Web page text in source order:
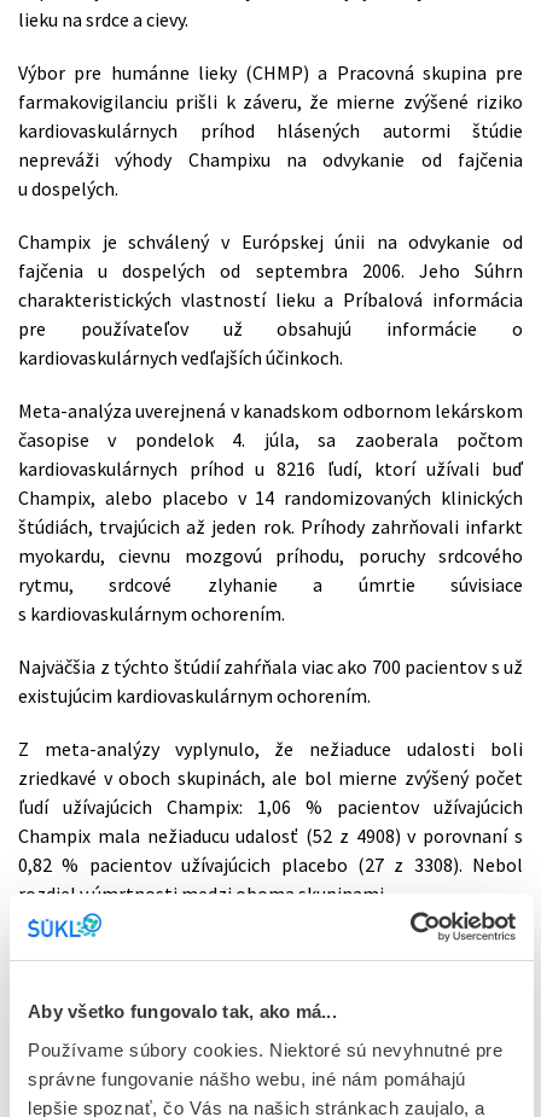
Aby všetko fungovalo tak, ako má...
Používame súbory cookies. Niektoré sú nevyhnutné pre
správne fungovanie nášho webu, iné nám pomáhajú
lepšie spoznať, čo Vás na našich stránkach zaujalo, a
lieku na srdce a cievy.
Výbor pre humánne lieky (CHMP) a Pracovná skupina pre
farmakovigilanciu prišli k záveru, že mierne zvýšené riziko
kardiovaskulárnych príhod hlásených autormi štúdie
nepreváži výhody Champixu na odvykanie od fajčenia
u dospelých.
Champix je schválený v Európskej únii na odvykanie od
fajčenia u dospelých od septembra 2006. Jeho Súhrn
charakteristických vlastností lieku a Príbalová informácia
pre používateľov už obsahujú informácie o
kardiovaskulárnych vedľajších účinkoch.
Meta-analýza uverejnená v kanadskom odbornom lekárskom
časopise v pondelok 4. júla, sa zaoberala počtom
kardiovaskulárnych príhod u 8216 ľudí, ktorí užívali buď
Champix, alebo placebo v 14 randomizovaných klinických
štúdiách, trvajúcich až jeden rok. Príhody zahrňovali infarkt
myokardu, cievnu mozgovú príhodu, poruchy srdcového
rytmu, srdcové zlyhanie a úmrtie súvisiace
s kardiovaskulárnym ochorením.
Najväčšia z týchto štúdií zahŕňala viac ako 700 pacientov s už
existujúcim kardiovaskulárnym ochorením.
Z meta-analýzy vyplynulo, že nežiaduce udalosti boli
zriedkavé v oboch skupinách, ale bol mierne zvýšený počet
ľudí užívajúcich Champix: 1,06 % pacientov užívajúcich
Champix mala nežiaducu udalosť (52 z 4908) v porovnaní s
0,82 % pacientov užívajúcich placebo (27 z 3308). Nebol
rozdiel v úmrtnosti medzi oboma skupinami.
Výbor zistil viacero obmedzení v meta-analýze, vrátane
udalostí, vyššieho výskytu vyradených osôb dostávajúcich
a vylúčenie z analýzy tých štúdií, v ktorých sa žiadna udalosť
nevyskytla. Vzhľadom k týmto obmedzeniam nemôže výbor